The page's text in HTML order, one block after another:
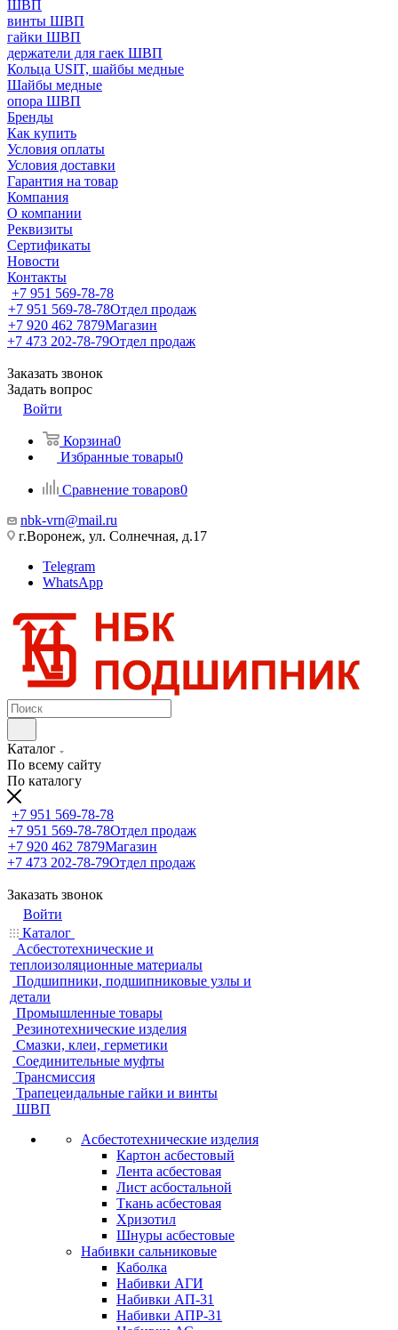
ШВП
винты ШВП
гайки ШВП
держатели для гаек ШВП
Кольца USIT, шайбы медные
Шайбы медные
опора ШВП
Бренды
Как купить
Условия оплаты
Условия доставки
Гарантия на товар
Компания
О компании
Реквизиты
Сертификаты
Новости
Контакты
+7 951 569-78-78
+7 951 569-78-78Отдел продаж
+7 920 462 7879Магазин
+7 473 202-78-79Отдел продаж
Заказать звонок
Задать вопрос
Войти
Корзина0
Избранные товары0
Сравнение товаров0
nbk-vrn@mail.ru
г.Воронеж, ул. Солнечная, д.17
Telegram
WhatsApp
Каталог
По всему сайту
По каталогу
+7 951 569-78-78
+7 951 569-78-78Отдел продаж
+7 920 462 7879Магазин
+7 473 202-78-79Отдел продаж
Заказать звонок
Войти
Каталог
Асбестотехнические и
теплоизоляционные материалы
Подшипники, подшипниковые узлы и
детали
Промышленные товары
Резинотехнические изделия
Смазки, клеи, герметики
Соединительные муфты
Трансмиссия
Трапецеидальные гайки и винты
ШВП
Асбестотехнические изделия
Картон асбестовый
Лента асбестовая
Лист асбостальной
Ткань асбестовая
Хризотил
Шнуры асбестовые
Набивки сальниковые
Каболка
Набивки АГИ
Набивки АП-31
Набивки АПР-31